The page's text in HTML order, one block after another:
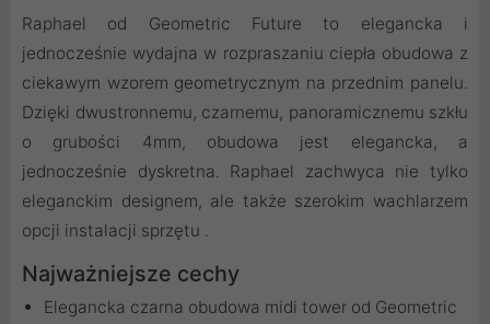
Raphael od Geometric Future to elegancka i
jednocześnie wydajna w rozpraszaniu ciepła obudowa z
ciekawym wzorem geometrycznym na przednim panelu.
Dzięki dwustronnemu, czarnemu, panoramicznemu szkłu
o grubości 4mm, obudowa jest elegancka, a
jednocześnie dyskretna. Raphael zachwyca nie tylko
eleganckim designem, ale także szerokim wachlarzem
opcji instalacji sprzętu .
Najważniejsze cechy
Elegancka czarna obudowa midi tower od Geometric